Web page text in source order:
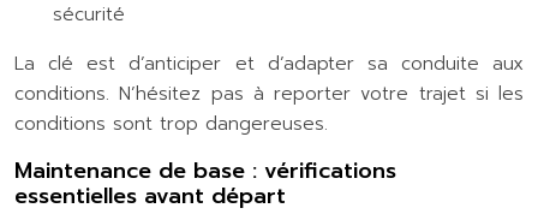
sécurité
La clé est d’anticiper et d’adapter sa conduite aux
conditions. N’hésitez pas à reporter votre trajet si les
conditions sont trop dangereuses.
Maintenance de base : vérifications
essentielles avant départ